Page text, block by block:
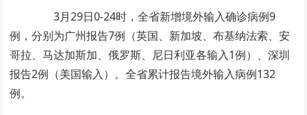
3月29日0-24时，全省新增境外输入确诊病例9
例，分别为广州报告7例（英国、新加坡、布基纳法索、安
哥拉、马达加斯加、俄罗斯、尼日利亚各输入1例）、深圳
报告2例（美国输入）。全省累计报告境外输入病例132
例。